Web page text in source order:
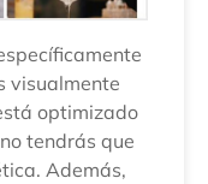
visualmente
optimizado
tendrás que
Además,